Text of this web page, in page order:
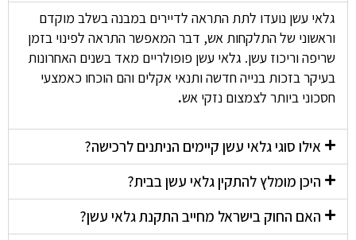
גלאי עשן נועדו לתת התראה לדיירים במבנה בשלב מוקדם
וראשוני של התלקחות אש, דבר המאפשר התראה לפינוי בזמן
שריפה וריכוז עשן. גלאי עשן פופולריים מאד בשנים האחרונות
בעיקר בזכות בנייה חדשה ותנאי אקלים והם הוכחו כאמצעי
חסכוני ביותר לצמצום נזקי אש.
אילו סוגי גלאי עשן קיימים הניתנים לרכישה?
היכן מומלץ להתקין גלאי עשן בבית?
האם החוק בישראל מחייב התקנת גלאי עשן?